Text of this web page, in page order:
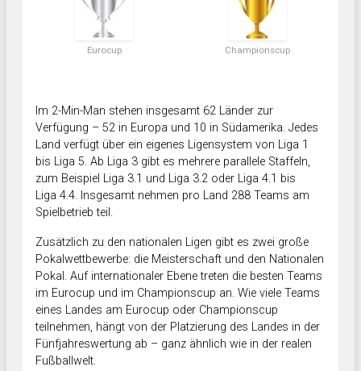
Eurocup Championscup
Im 2-Min-Man stehen insgesamt 62 Länder zur
Verfügung – 52 in Europa und 10 in Südamerika. Jedes
Land verfügt über ein eigenes Ligensystem von Liga 1
bis Liga 5. Ab Liga 3 gibt es mehrere parallele Staffeln,
zum Beispiel Liga 3.1 und Liga 3.2 oder Liga 4.1 bis
Liga 4.4. Insgesamt nehmen pro Land 288 Teams am
Spielbetrieb teil.
Zusätzlich zu den nationalen Ligen gibt es zwei große
Pokalwettbewerbe: die Meisterschaft und den Nationalen
Pokal. Auf internationaler Ebene treten die besten Teams
im Eurocup und im Championscup an. Wie viele Teams
eines Landes am Eurocup oder Championscup
teilnehmen, hängt von der Platzierung des Landes in der
Fünfjahreswertung ab – ganz ähnlich wie in der realen
Fußballwelt.